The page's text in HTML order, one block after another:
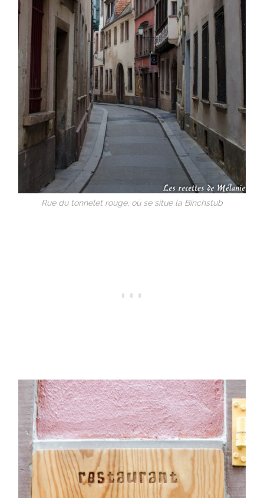
Rue du tonnelet rouge, où se situe la Binchstub